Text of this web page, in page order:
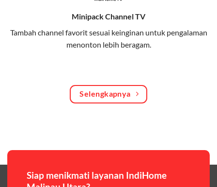
One Bill System
Tagihan internet rumah dan kuota keluarga digabung
dalam satu pembayaran.
Hemat biaya dengan paket internet berkualitas tinggi
premium,berikut ulasan singkatnya:
Minipack Channel TV
Tambah channel favorit sesuai keinginan untuk pengalaman
menonton lebih beragam.
Selengkapnya
Siap menikmati layanan IndiHome